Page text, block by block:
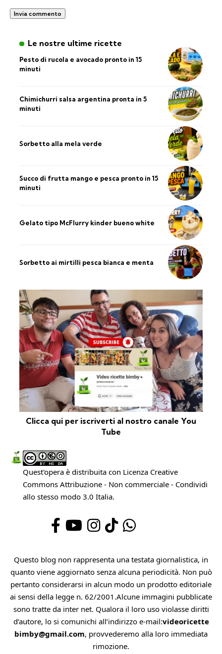
Le nostre ultime ricette
Pesto di rucola e avocado pronto in 15
minuti
Chimichurri salsa argentina pronta in 5
minuti
Sorbetto alla mela verde
Succo di frutta mango e pesca pronto in 15
minuti
Gelato tipo McFlurry kinder bueno white
Sorbetto ai mirtilli pesca bianca e menta
Clicca qui per iscriverti al nostro canale You
Tube
Quest'opera è distribuita con Licenza Creative
Commons Attribuzione - Non commerciale - Condividi
allo stesso modo 3.0 Italia.
Questo blog non rappresenta una testata giornalistica, in
quanto viene aggiornato senza alcuna periodicità. Non può
pertanto considerarsi in alcun modo un prodotto editoriale
ai sensi della legge n. 62/2001.Alcune immagini pubblicate
sono tratte da inter net. Qualora il loro uso violasse diritti
d’autore, lo si comunichi all’indirizzo e-mail:videoricette
bimby@gmail.com, provvederemo alla loro immediata
rimozione.